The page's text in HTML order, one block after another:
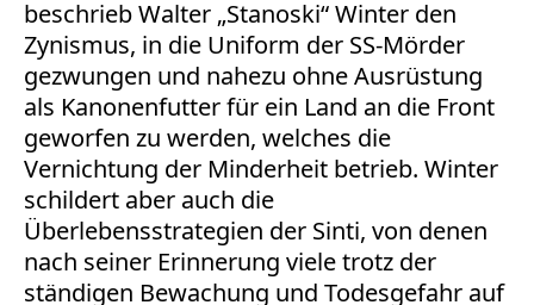
beschrieb Walter „Stanoski“ Winter den
Zynismus, in die Uniform der SS-Mörder
gezwungen und nahezu ohne Ausrüstung
als Kanonenfutter für ein Land an die Front
geworfen zu werden, welches die
Vernichtung der Minderheit betrieb. Winter
schildert aber auch die
Überlebensstrategien der Sinti, von denen
nach seiner Erinnerung viele trotz der
ständigen Bewachung und Todesgefahr auf